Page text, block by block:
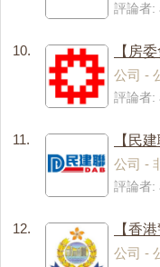
評論者
10.
【房
公司 -
評論者
11.
【民
公司 -
評論者
12.
【香
公司 -